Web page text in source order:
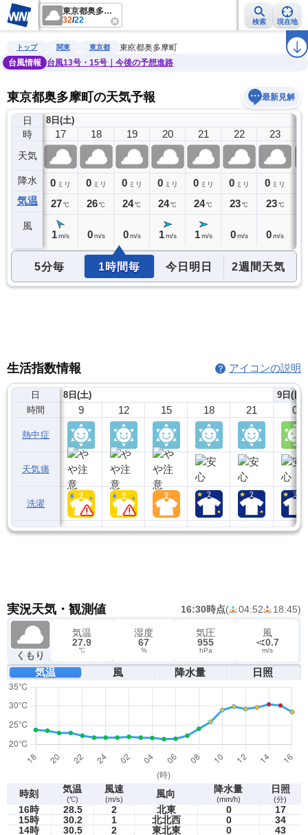
東京都奥多摩町
32/22 検索 現在地
雨雲レーダー 台風情報 地震情報 ラ
トップ 関東 東京都
東京都奥多摩町
台風情報
台風13号・15号｜今後の予想進路
東京都奥多摩町の天気予報 最新見解
日
時
天気
降水
気温
風
8日(土)
16
0ミリ
29℃
17
0 ミリ
27℃
1 m/s
18
0 ミリ
26℃
0 m/s
19
0 ミリ
24℃
0 m/s
20
0 ミリ
24℃
1 m/s
21
0 ミリ
24℃
1 m/s
22
0 ミリ
23℃
0 m/s
23
0 ミリ
23 ℃
0m/s
5分毎 1時間毎 今日明日 2週間天気
生活指数情報 アイコンの説明
日
時間
熱中症
天気痛
洗濯
8日(土)
9 12 15 18 21
9日(日)
0
実況天気・観測値 16:30時点( 04:52 18:45)
くもり
気温
27.9
℃
湿度
67
%
気圧
955
hPa
風
0.7
m/s
気温 風 降水量 日照
時刻 気温
(℃)
風速
(m/s) 風向 降水量
(mm/h)
日照
(分)
16時 28.5 2 北東 0
17
15時
30.2 1 北北西 0
34
14時
30.5 2 東北東 0
43